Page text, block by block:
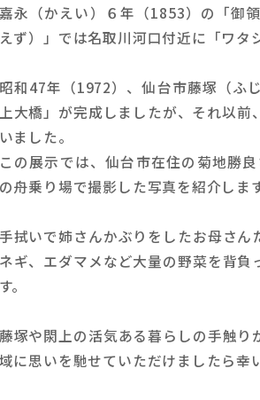
嘉永（かえい）６年（1853）の「御
えず）」では名取川河口付近に「ワタ
昭和47年（1972）、仙台市藤塚（ふ
上大橋」が完成しましたが、それ以
いました。
この展示では、仙台市在住の菊地勝
の舟乗り場で撮影した写真を紹介します
手拭いで姉さんかぶりをしたお母さん
ネギ、エダマメなど大量の野菜を背
す。
藤塚や閖上の活気ある暮らしの手触
域に思いを馳せていただけましたら幸